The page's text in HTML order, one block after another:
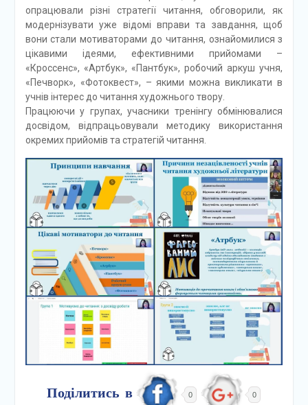
опрацювали різні стратегії читання, обговорили, як
модернізувати уже відомі вправи та завдання, щоб
вони стали мотиваторами до читання, ознайомилися з
цікавими ідеями, ефективними прийомами –
«Кроссенс», «Артбук», «Пантбук», робочий аркуш учня,
«Печворк», «Фотоквест», – якими можна викликати в
учнів інтерес до читання художнього твору.
Працюючи у групах, учасники тренінгу обмінювалися
досвідом, відпрацьовували методику використання
окремих прийомів та стратегій читання.
Поділитись в 0 0